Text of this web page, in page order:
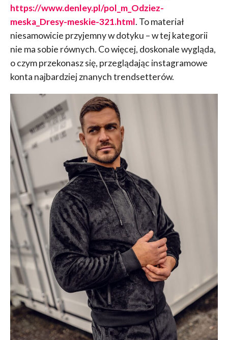
https://www.denley.pl/pol_m_Odziez-
meska_Dresy-meskie-321.html. To materiał
niesamowicie przyjemny w dotyku – w tej kategorii
nie ma sobie równych. Co więcej, doskonale wygląda,
o czym przekonasz się, przeglądając instagramowe
konta najbardziej znanych trendsetterów.